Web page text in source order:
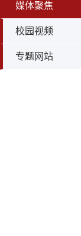
媒体聚焦
校园视频
专题网站